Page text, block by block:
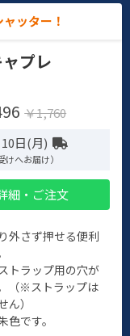
ッター！
プレ
￥1,760
日(月)
へお届け）
細・ご注文
外さず押せる便利
トラップ用の穴が
（※ストラップは
）
色です。